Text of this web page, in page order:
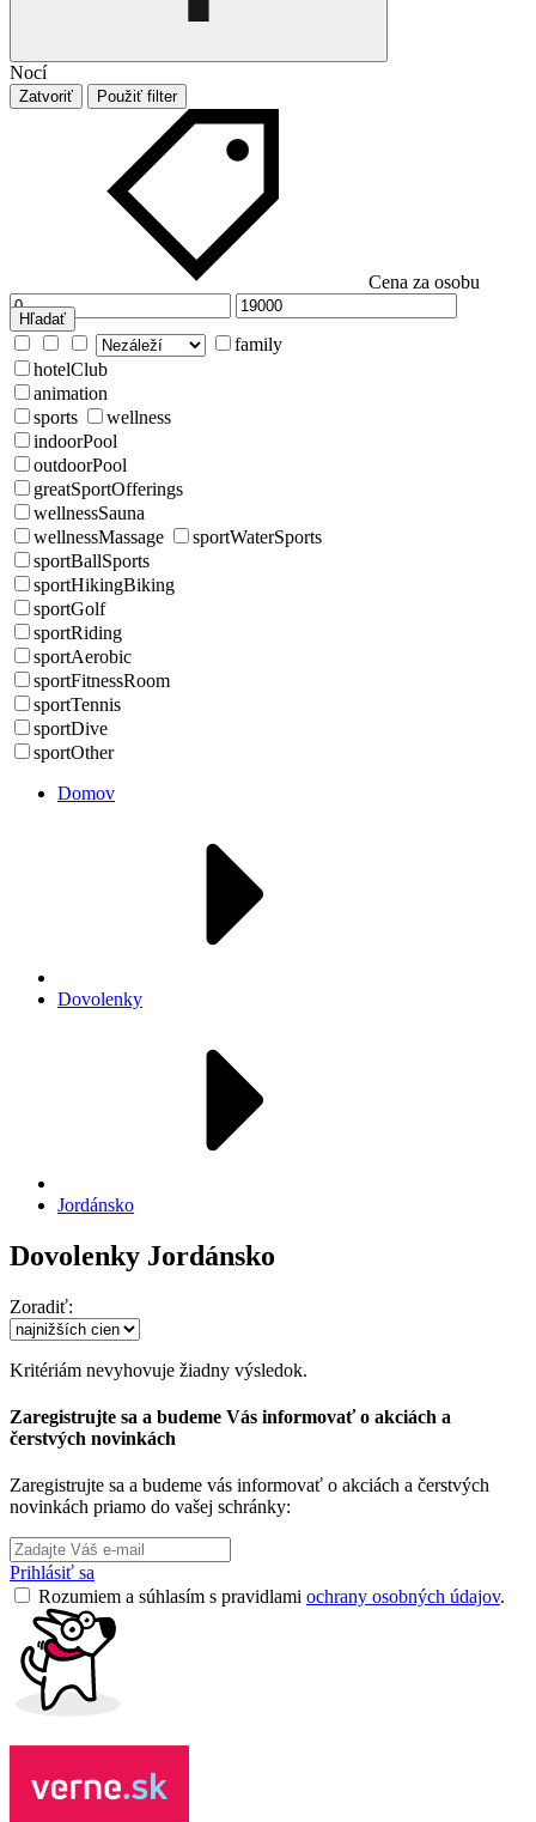
Nocí
Zatvoriť Použiť filter
Cena za osobu
Hľadať
family
hotelClub
animation
sports
wellness
indoorPool
outdoorPool
greatSportOfferings
wellnessSauna
wellnessMassage
sportWaterSports
sportBallSports
sportHikingBiking
sportGolf
sportRiding
sportAerobic
sportFitnessRoom
sportTennis
sportDive
sportOther
Domov
Dovolenky
Jordánsko
Dovolenky Jordánsko
Zoradiť:
Kritériám nevyhovuje žiadny výsledok.
Zaregistrujte sa a budeme Vás informovať o akciách a
čerstvých novinkách
Zaregistrujte sa a budeme vás informovať o akciách a čerstvých
novinkách priamo do vašej schránky:
Prihlásiť sa
Rozumiem a súhlasím s pravidlami ochrany osobných údajov.